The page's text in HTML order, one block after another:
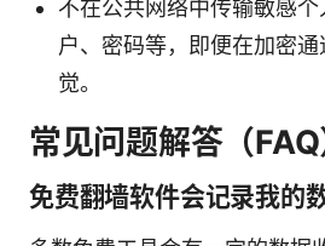
不在公共网络中传输敏感
户、密码等，即便在加密
觉。
常见问题解答（FAQ
免费翻墙软件会记录我的